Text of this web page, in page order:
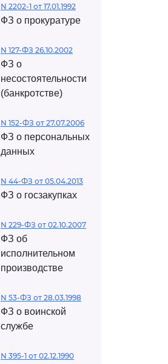
N 2202-1 от 17.01.1992
ФЗ о прокуратуре
N 127-ФЗ 26.10.2002
ФЗ о
несостоятельности
(банкротстве)
N 152-ФЗ от 27.07.2006
ФЗ о персональных
данных
N 44-ФЗ от 05.04.2013
ФЗ о госзакупках
N 229-ФЗ от 02.10.2007
ФЗ об
исполнительном
производстве
N 53-ФЗ от 28.03.1998
ФЗ о воинской
службе
N 395-1 от 02.12.1990